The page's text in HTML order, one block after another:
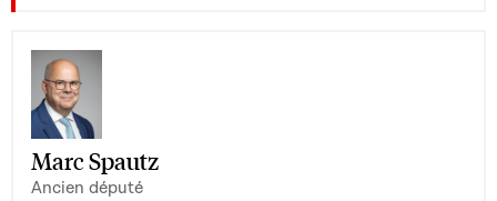
Marc Spautz
Ancien député